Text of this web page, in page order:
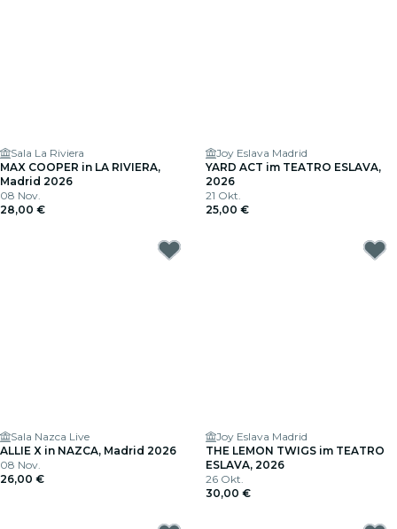
Sala La Riviera
MAX COOPER in LA RIVIERA,
Madrid 2026
08 Nov.
28,00 €
Joy Eslava Madrid
YARD ACT im TEATRO ESLAVA,
2026
21 Okt.
25,00 €
Sala Nazca Live
ALLIE X in NAZCA, Madrid 2026
08 Nov.
26,00 €
Joy Eslava Madrid
THE LEMON TWIGS im TEATRO
ESLAVA, 2026
26 Okt.
30,00 €